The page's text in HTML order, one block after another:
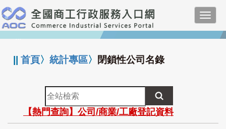
跳
到
主
要
:::
||首頁〉統計專區〉 閉鎖性公司名錄
全
站
檢
索
【熱門查詢】公司/商業/工廠登記資料